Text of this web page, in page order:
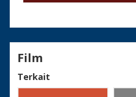
Film
Terkait